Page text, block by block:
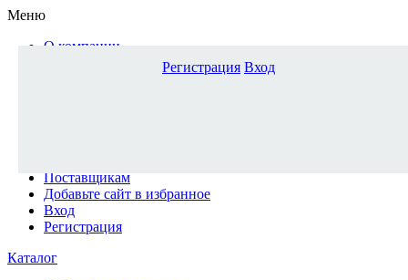
Меню
О компании
Поставщикам
Добавьте сайт в избранное
Вход
Регистрация
Каталог
Регистрация Вход